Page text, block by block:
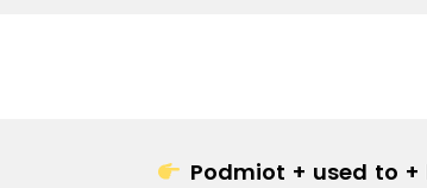
Podmiot + used to +